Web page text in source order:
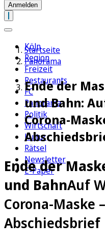
Anmelden
Köln
Region
Freizeit
Restaurants
FC
Panorama
Politik
Wirtschaft
Kultur
Rätsel
Newsletter
E-Paper
Startseite
Panorama
Ende der
und Bahn:
Corona-
Ende der
und BahnAuf
Corona-Maske
Abschiedsbrief